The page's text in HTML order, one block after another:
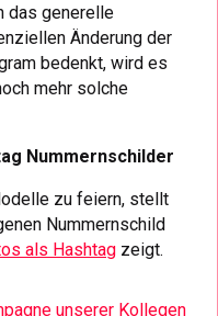
das generelle
Änderung der
bedenkt, wird es
mehr solche
Nummernschilder
zu feiern, stellt
Nummernschild
als Hashtag zeigt.
unserer Kollegen